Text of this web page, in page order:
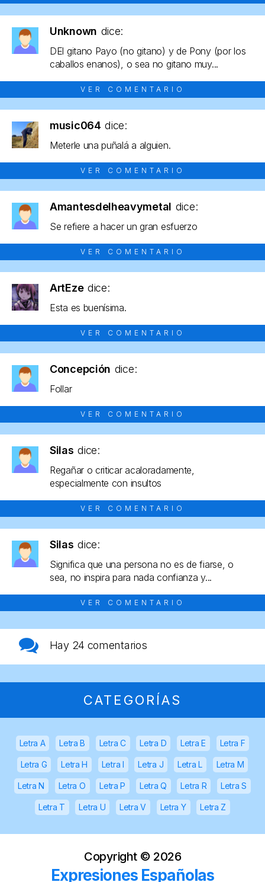
Unknown dice:
DEl gitano Payo (no gitano) y de Pony (por los
caballos enanos), o sea no gitano muy...
VER COMENTARIO
music064 dice:
Meterle una puñalá a alguien.
VER COMENTARIO
Amantesdelheavymetal dice:
Se refiere a hacer un gran esfuerzo
VER COMENTARIO
ArtEze dice:
Esta es buenísima.
VER COMENTARIO
Concepción dice:
Follar
VER COMENTARIO
Silas dice:
Regañar o criticar acaloradamente,
especialmente con insultos
VER COMENTARIO
Silas dice:
Significa que una persona no es de fiarse, o
sea, no inspira para nada confianza y...
VER COMENTARIO
Hay 24 comentarios
CATEGORÍAS
Letra A Letra B Letra C Letra D Letra E Letra F
Letra G Letra H Letra I Letra J Letra L Letra M
Letra N Letra O Letra P Letra Q Letra R Letra S
Letra T Letra U Letra V Letra Y Letra Z
Copyright © 2026
Expresiones Españolas